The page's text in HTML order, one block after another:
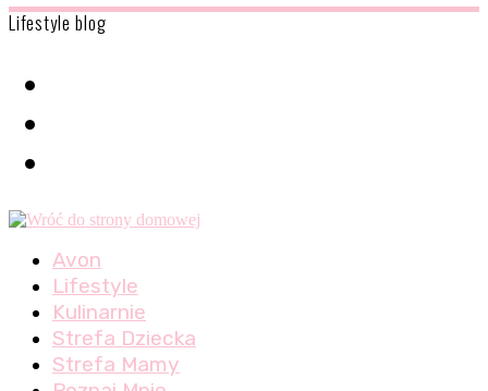
Lifestyle blog
Avon
Lifestyle
Kulinarnie
Strefa Dziecka
Strefa Mamy